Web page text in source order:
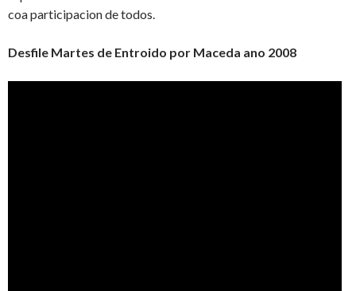
coa participacion de todos.
Desfile Martes de Entroido por Maceda ano 2008